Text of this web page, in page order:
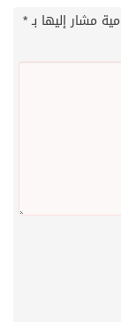
مشار إليها بـ*